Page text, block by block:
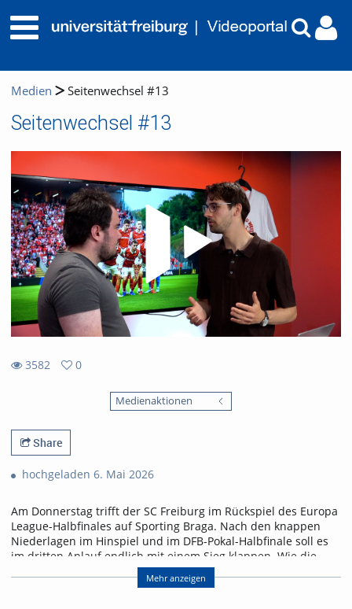
Medien Seitenwechsel #13
Seitenwechsel #13
3582
0
Medienaktionen
Share
hochgeladen 6. Mai 2026
Am Donnerstag trifft der SC Freiburg im Rückspiel des Europa
League-Halbfinales auf Sporting Braga. Nach den knappen
Niederlagen im Hinspiel und im DFB-Pokal-Halbfinale soll es
im dritten Anlauf endlich mit einem Sieg klappen. Wie die
Freiburger den größten Erfolg der Vereinsgeschichte erringen
wollen, erfahrt ihr in der neuen Folge „Seitenwechsel“.
Mehr anzeigen